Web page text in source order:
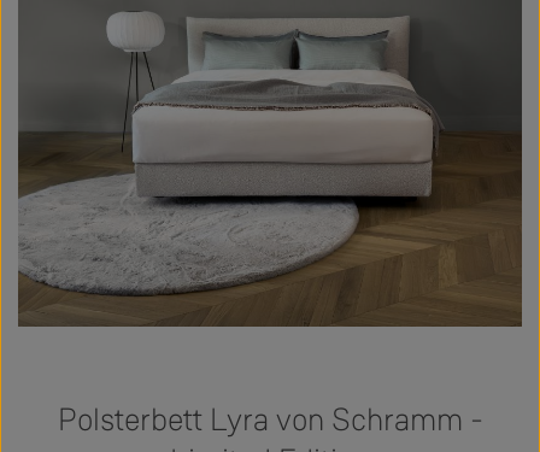
Polsterbett Lyra von Schramm -